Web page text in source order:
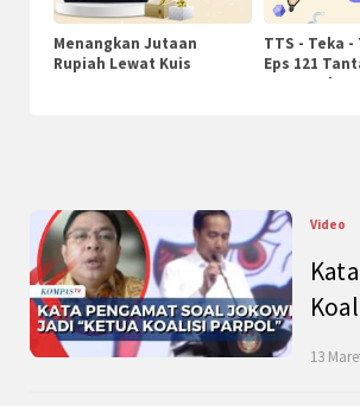
Menangkan Jutaan
Rupiah Lewat Kuis
TTS - Teka
Eps 121
Pengetahuan
Video
13